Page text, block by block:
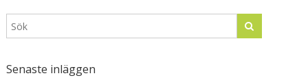
Senaste inläggen